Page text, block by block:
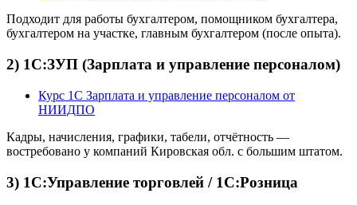
Подходит для работы бухгалтером, помощником бухгалтера,
бухгалтером на участке, главным бухгалтером (после опыта).
2) 1С:ЗУП (Зарплата и управление персоналом)
Курс 1С Зарплата и управление персоналом от
НИИДПО
Кадры, начисления, графики, табели, отчётность —
востребовано у компаний Кировская обл. с большим штатом.
3) 1С:Управление торговлей / 1С:Розница